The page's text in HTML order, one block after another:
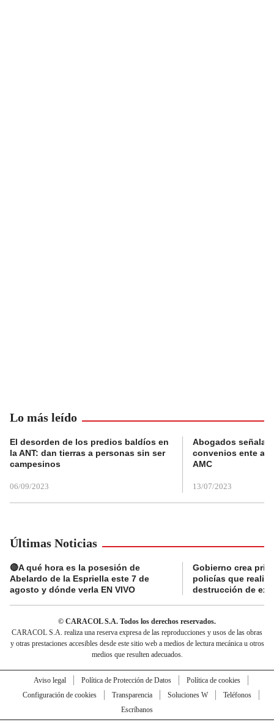
Lo más leído
El desorden de los predios baldíos en
la ANT: dan tierras a personas sin ser
campesinos
06/09/2023
Abogados
convenios ente
AMC
13/07/2023
Últimas Noticias
🔴A qué hora es la posesión de
Abelardo de la Espriella este 7 de
agosto y dónde verla EN VIVO
Gobierno crea
policías que
destrucción de
© CARACOL S.A. Todos los derechos reservados.
CARACOL S.A. realiza una reserva expresa de las reproducciones y usos de las obras
y otras prestaciones accesibles desde este sitio web a medios de lectura mecánica u otros
medios que resulten adecuados.
Aviso legal Política de Protección de Datos
Política de cookies
Configuración de cookies
Transparencia Soluciones W
Teléfonos
Escríbanos